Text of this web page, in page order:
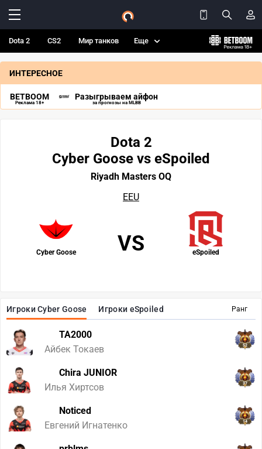
Dota 2 CS2 Мир танков Еще
ИНТЕРЕСНОЕ
BETBOOM
Реклама 18+
Разыгрываем айфон
за прогнозы на MLBB
Ранг
Игроки Cyber Goose Игроки eSpoiled
TA2000
Айбек Токаев
52
Chira JUNIOR
Илья Хиртсов
37
Noticed
Евгений Игнатенко
14
Dota 2
Cyber Goose vs eSpoiled
Riyadh Masters OQ
EEU
Cyber Goose eSpoiled
VS